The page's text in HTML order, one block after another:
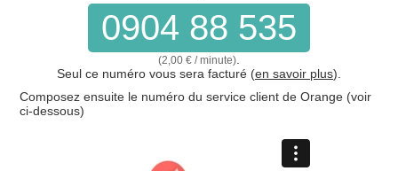
0904 88 535
(2,00 € / minute)
Seul ce numéro vous sera facturé (en savoir plus).
Composez ensuite le numéro du service client de Orange (voir
ci-dessous)